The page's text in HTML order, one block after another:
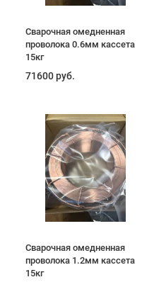
Сварочная омедненная
проволока 0.6мм кассета
15кг
71600 руб.
Сварочная омедненная
проволока 1.2мм кассета
15кг